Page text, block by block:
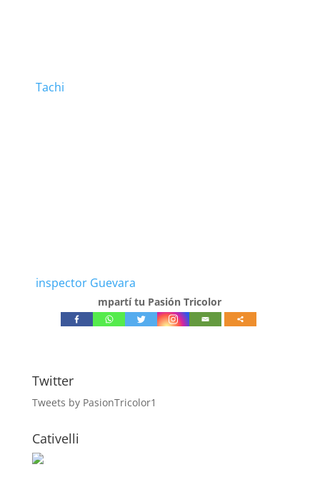
Tachi
inspector Guevara
mpartí tu Pasión Tricolor
Twitter
Tweets by PasionTricolor1
Cativelli